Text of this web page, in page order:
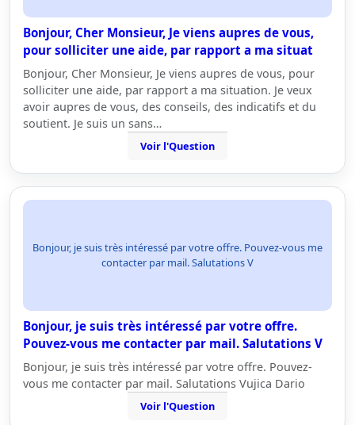
Bonjour, Cher Monsieur, Je viens aupres de vous,
pour solliciter une aide, par rapport a ma situat
Bonjour, Cher Monsieur, Je viens aupres de vous, pour
solliciter une aide, par rapport a ma situation. Je veux
avoir aupres de vous, des conseils, des indicatifs et du
soutient. Je suis un sans…
Voir l'Question
Bonjour, je suis très intéressé par votre offre. Pouvez-vous me
contacter par mail. Salutations V
Bonjour, je suis très intéressé par votre offre.
Pouvez-vous me contacter par mail. Salutations V
Bonjour, je suis très intéressé par votre offre. Pouvez-
vous me contacter par mail. Salutations Vujica Dario
Voir l'Question